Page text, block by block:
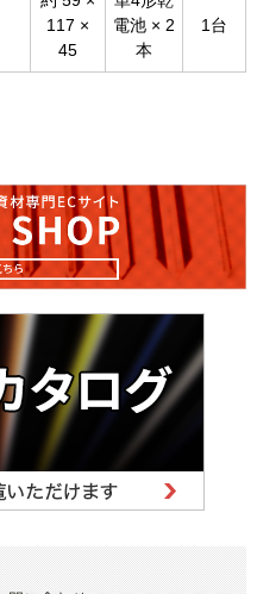
117 ×
45
電池 × 2
本
1台